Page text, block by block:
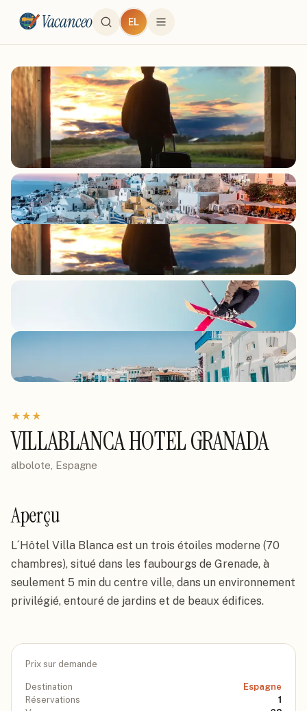
Vacanceo EL
★★★
VILLABLANCA HOTEL GRANADA
albolote, Espagne
Aperçu
L´Hôtel Villa Blanca est un trois étoiles moderne (70
chambres), situé dans les faubourgs de Grenade, à
seulement 5 min du centre ville, dans un environnement
privilégié, entouré de jardins et de beaux édifices.
Prix sur demande
Destination
Espagne
Réservations
1